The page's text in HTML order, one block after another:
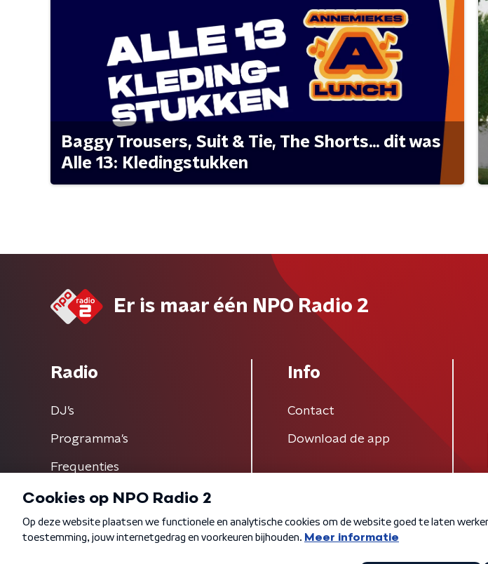
Baggy Trousers, Suit & Tie, The Shorts... dit was
Alle 13: Kledingstukken
Er is maar één NPO Radio 2
Radio
DJ’s
Programma's
Frequenties
Info
Contact
Download de app
Algemene voorwaarden Privacybeleid